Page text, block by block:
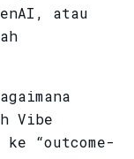
atau
Vibe
“outcome-